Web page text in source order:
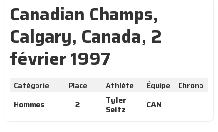
Canadian Champs,
Calgary, Canada, 2
février 1997
Catégorie Place Athlète Équipe
Chrono
Hommes
2
Tyler
Seitz
CAN